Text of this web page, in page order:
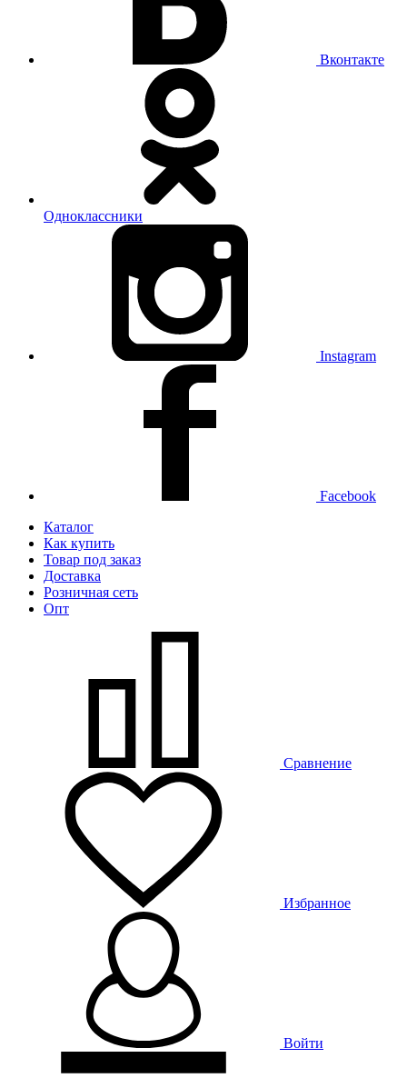
Вконтакте
Одноклассники
Instagram
Facebook
Каталог
Как купить
Товар под заказ
Доставка
Розничная сеть
Опт
Сравнение
Избранное
Войти